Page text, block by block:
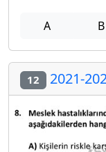
A B
12 2021-